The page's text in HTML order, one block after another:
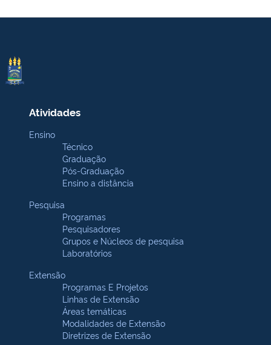
Atividades
Ensino
Técnico
Graduação
Pós-Graduação
Ensino a distância
Pesquisa
Programas
Pesquisadores
Grupos e Núcleos de pesquisa
Laboratórios
Extensão
Programas E Projetos
Linhas de Extensão
Áreas temáticas
Modalidades de Extensão
Diretrizes de Extensão